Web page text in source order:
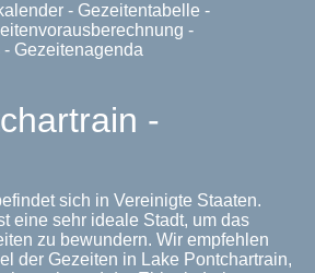
- Gezeitentabelle -
-
Gezeitenagenda
-
sich in Vereinigte Staaten.
eine sehr ideale Stadt, um das
zu bewundern. Wir empfehlen
der Gezeiten in Lake Pontchartrain,